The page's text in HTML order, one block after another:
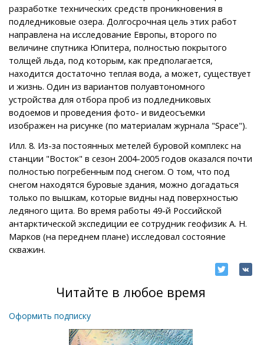
разработке технических средств проникновения в
подледниковые озера. Долгосрочная цель этих работ
направлена на исследование Европы, второго по
величине спутника Юпитера, полностью покрытого
толщей льда, под которым, как предполагается,
находится достаточно теплая вода, а может, существует
и жизнь. Один из вариантов полуавтономного
устройства для отбора проб из подледниковых
водоемов и проведения фото- и видеосъемки
изображен на рисунке (по материалам журнала "Space").
Илл. 8. Из-за постоянных метелей буровой комплекс на
станции "Восток" в сезон 2004-2005 годов оказался почти
полностью погребенным под снегом. О том, что под
снегом находятся буровые здания, можно догадаться
только по вышкам, которые видны над поверхностью
ледяного щита. Во время работы 49-й Российской
антарктической экспедиции ее сотрудник геофизик А. Н.
Марков (на переднем плане) исследовал состояние
скважин.
Читайте в любое время
Оформить подписку